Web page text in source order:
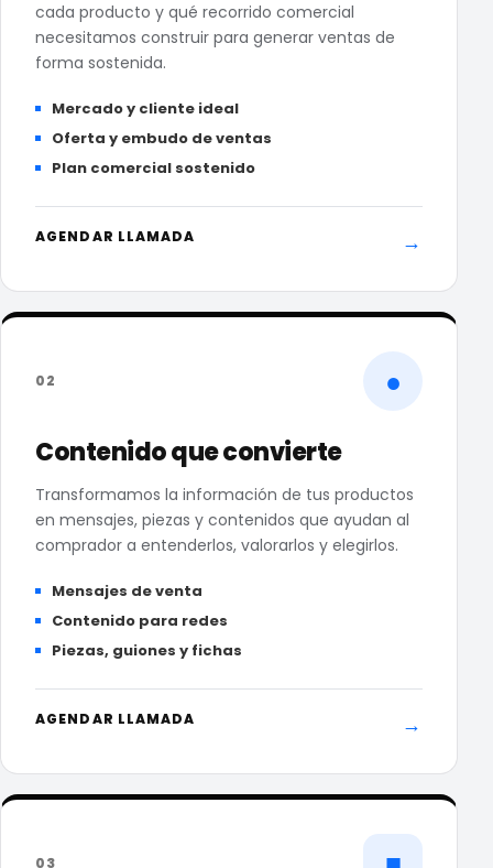
cada producto y qué recorrido comercial
necesitamos construir para generar ventas de
forma sostenida.
Mercado y cliente ideal
Oferta y embudo de ventas
Plan comercial sostenido
AGENDAR LLAMADA →
02 ●
Contenido que convierte
Transformamos la información de tus productos
en mensajes, piezas y contenidos que ayudan al
comprador a entenderlos, valorarlos y elegirlos.
Mensajes de venta
Contenido para redes
Piezas, guiones y fichas
AGENDAR LLAMADA →
03